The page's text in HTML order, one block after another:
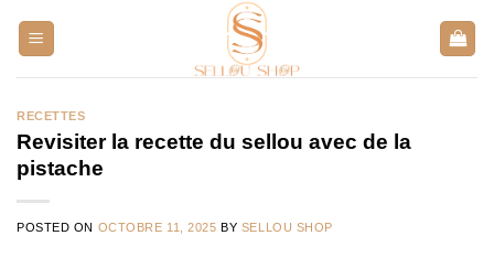
RECETTES
Revisiter la recette du sellou avec de la
pistache
POSTED ON OCTOBRE 11, 2025 BY SELLOU SHOP